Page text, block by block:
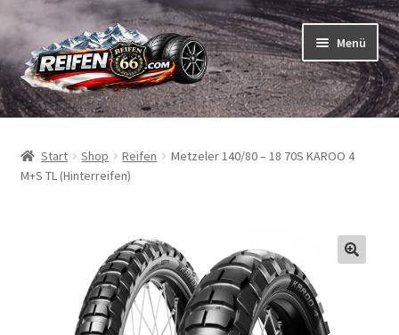
Zur
Navigation
springen
Zum
Inhalt
springen
Menü
Reifen
Schläuche
Start Shop Reifen
Metzeler 140/80 – 18 70S KAROO 4
M+S TL (Hinterreifen)